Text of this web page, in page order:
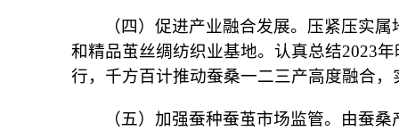
（四）促进产业融合发展。压紧压实
和精品茧丝绸纺织业基地。认真总结2023
行，千方百计推动蚕桑一二三产高度融合
（五）加强蚕种蚕茧市场监管。由蚕